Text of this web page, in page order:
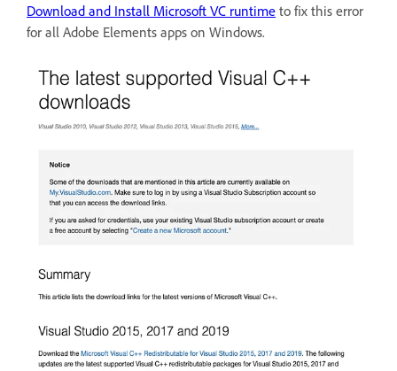
Download and Install Microsoft VC runtime to fix this error
for all Adobe Elements apps on Windows.